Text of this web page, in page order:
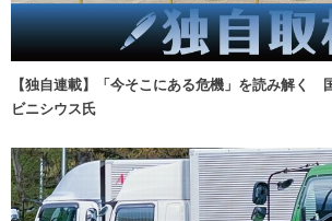
【独自連載】「今そこにある危機」を読み解く
ビニシウス氏